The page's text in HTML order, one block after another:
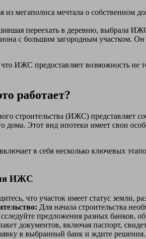
из мегаполиса мечтала о собственном
переехать в деревню, выбрала ИЖС
с большим загородным участком.
ИЖС предоставляет возможность не
работает?
строительства (ИЖС) представляет
дома. Этот вид ипотеки имеет свои
в себя несколько ключевых
ИЖС
что участок имеет статус земли,
Для начала строительства
предложения разных банков,
документов, включая паспорт,
в выбранный банк и ждите